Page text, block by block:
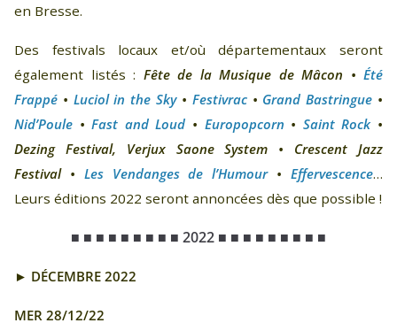
en Bresse.
Des festivals locaux et/où départementaux seront
également listés : Fête de la Musique de Mâcon • Été
Frappé • Luciol in the Sky• Festivrac• Grand Bastringue •
Nid’Poule •Fast and Loud • Europopcorn • Saint Rock•
Dezing Festival, Verjux Saone System • Crescent Jazz
Festival • Les Vendanges de l’Humour•Effervescence…
Leurs éditions 2022 seront annoncées dès que possible !
■ ■ ■ ■ ■ ■ ■ ■ ■ 2022 ■ ■ ■ ■ ■ ■ ■ ■ ■
► DÉCEMBRE 2022
MER 28/12/22